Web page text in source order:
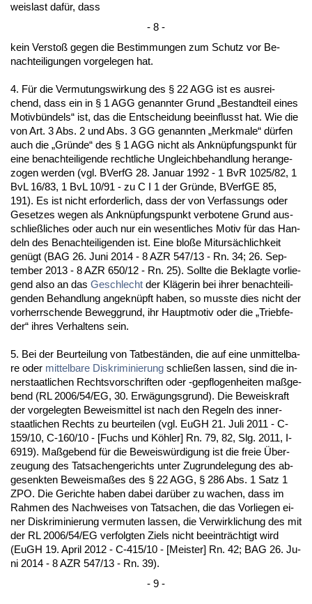
weis­last dafür, dass
- 8 -
kein Ver­s­toß ge­gen die Be­stim­mun­gen zum Schutz vor Be­
nach­tei­li­gun­gen vor­ge­le­gen hat.
4. Für die Ver­mu­tungs­wir­kung des § 22 AGG ist es aus­rei­
chend, dass ein in § 1 AGG ge­nann­ter Grund „Be­stand­teil ei­nes
Mo­tivbündels“ ist, das die Ent­schei­dung be­ein­flusst hat. Wie die
von Art. 3 Abs. 2 und Abs. 3 GG ge­nann­ten „Merk­ma­le“ dürfen
auch die „Gründe“ des § 1 AGG nicht als An­knüpfungs­punkt für
ei­ne be­nach­tei­li­gen­de recht­li­che Un­gleich­be­hand­lung her­an­ge­
zo­gen wer­den (vgl. BVerfG 28. Ja­nu­ar 1992 - 1 BvR 1025/82, 1
BvL 16/83, 1 BvL 10/91 - zu C I 1 der Gründe, BVerfGE 85,
191). Es ist nicht er­for­der­lich, dass der von Ver­fas­sungs oder
Ge­set­zes we­gen als An­knüpfungs­punkt ver­bo­te­ne Grund aus­
sch­ließli­ches oder auch nur ein we­sent­li­ches Mo­tiv für das Han­
deln des Be­nach­tei­li­gen­den ist. Ei­ne bloße Mit­ursächlich­keit
genügt (BAG 26. Ju­ni 2014 - 8 AZR 547/13 - Rn. 34; 26. Sep­
tem­ber 2013 - 8 AZR 650/12 - Rn. 25). Soll­te die Be­klag­te vor­lie­
gend al­so an das Ge­schlecht der Kläge­rin bei ih­rer be­nach­tei­li­
gen­den Be­hand­lung an­ge­knüpft ha­ben, so muss­te dies nicht der
vor­herr­schen­de Be­weg­grund, ihr Haupt­mo­tiv oder die „Trieb­fe­
der“ ih­res Ver­hal­tens sein.
5. Bei der Be­ur­tei­lung von Tat­beständen, die auf ei­ne un­mit­tel­ba­
re oder mit­tel­ba­re Dis­kri­mi­nie­rung schließen las­sen, sind die in­
ner­staat­li­chen Rechts­vor­schrif­ten oder -ge­pflo­gen­hei­ten maßge­
bend (RL 2006/54/EG, 30. Erwägungs­grund). Die Be­weis­kraft
der vor­ge­leg­ten Be­weis­mit­tel ist nach den Re­geln des in­ner­
staat­li­chen Rechts zu be­ur­tei­len (vgl. EuGH 21. Ju­li 2011 - C-
159/10, C-160/10 - [Fuchs und Köhler] Rn. 79, 82, Slg. 2011, I-
6919). Maßge­bend für die Be­weiswürdi­gung ist die freie Über­
zeu­gung des Tat­sa­chen­ge­richts un­ter Zu­grun­de­le­gung des ab­
ge­senk­ten Be­weis­maßes des § 22 AGG, § 286 Abs. 1 Satz 1
ZPO. Die Ge­rich­te ha­ben da­bei darüber zu wa­chen, dass im
Rah­men des Nach­wei­ses von Tat­sa­chen, die das Vor­lie­gen ei­
ner Dis­kri­mi­nie­rung ver­mu­ten las­sen, die Ver­wirk­li­chung des mit
der RL 2006/54/EG ver­folg­ten Ziels nicht be­ein­träch­tigt wird
(EuGH 19. April 2012 - C-415/10 - [Meis­ter] Rn. 42; BAG 26. Ju­
ni 2014 - 8 AZR 547/13 - Rn. 39).
- 9 -